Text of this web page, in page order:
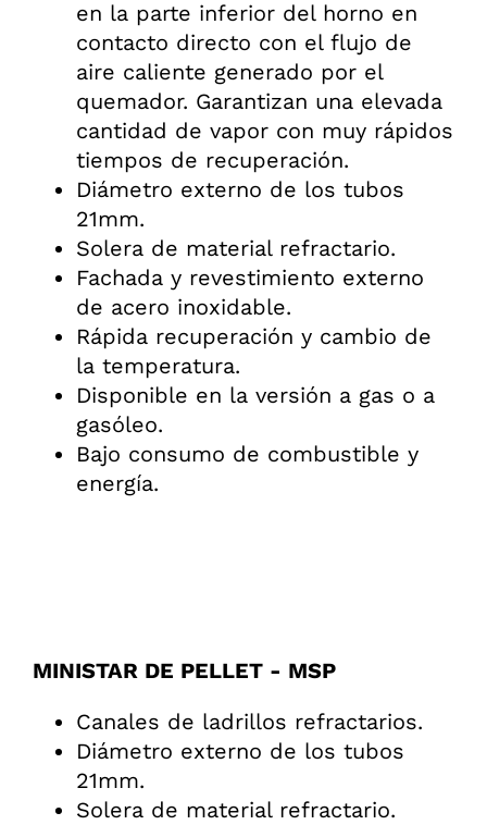
en la parte inferior del horno en
contacto directo con el flujo de
aire caliente generado por el
quemador. Garantizan una elevada
cantidad de vapor con muy rápidos
tiempos de recuperación.
Diámetro externo de los tubos
21mm.
Solera de material refractario.
Fachada y revestimiento externo
de acero inoxidable.
Rápida recuperación y cambio de
la temperatura.
Disponible en la versión a gas o a
gasóleo.
Bajo consumo de combustible y
energía.
MINISTAR DE PELLET - MSP
Canales de ladrillos refractarios.
Diámetro externo de los tubos
21mm.
Solera de material refractario.